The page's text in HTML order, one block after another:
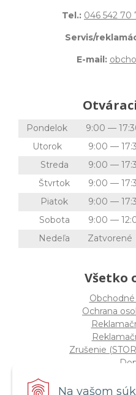
Na vašom
Tel.: 046 542 70
Servis/
E-mail:
Pondelok
9:00 —
Utorok
9:00 —
Streda
9:00 —
Štvrtok
9:00 —
Piatok
9:00 —
Sobota
9:00 —
Nedeľa
Zatvorené
Všetko
Ochrana
Zrušenie
Štatút súťaže